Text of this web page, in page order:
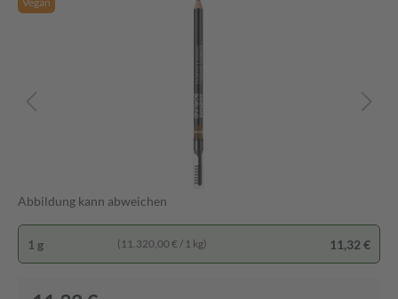
Abbildung kann abweichen
1 g (11.320,00 € / 1 kg) 11,32 €